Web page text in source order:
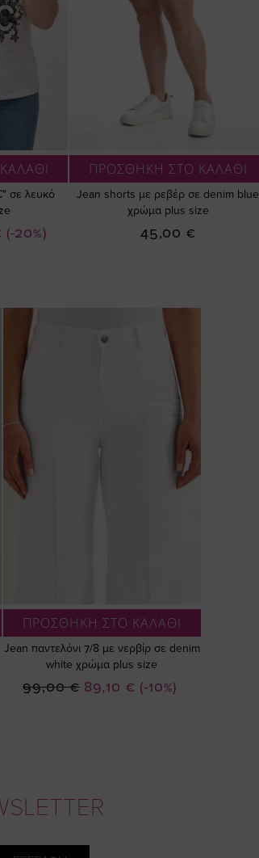
σε λευκό
(-20%)
ΠΡΟΣΘΗΚΗ ΣΤΟ ΚΑΛΑΘΙ
Jean shorts με ρεβέρ σε denim blue
χρώμα plus size
45,00 €
ΠΡΟΣΘΗΚΗ ΣΤΟ ΚΑΛΑΘΙ
Jean παντελόνι 7/8 με νερβίρ σε denim
white χρώμα plus size
(-10%)
Ειδική
89,10 €
99,00 €